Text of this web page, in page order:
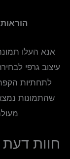
עיצוב גרפי
לתחתיות
שהתמונות
חוות דעת